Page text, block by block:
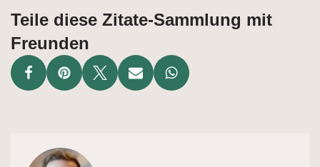
Teile diese Zitate-Sammlung mit
Freunden